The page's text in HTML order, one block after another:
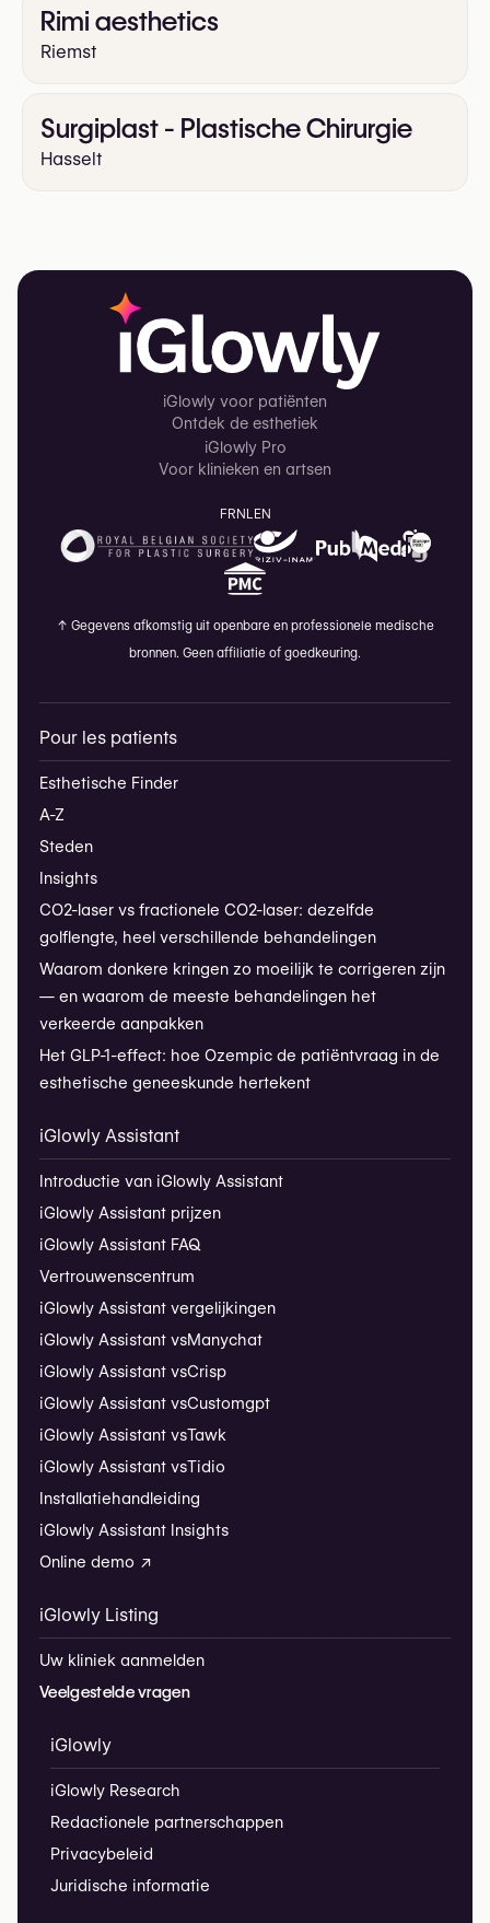
Rimi aesthetics
Riemst
Surgiplast - Plastische Chirurgie
Hasselt
iGlowly voor patiënten
Ontdek de esthetiek
iGlowly Pro
Voor klinieken en artsen
FRNLEN
↑ Gegevens afkomstig uit openbare en professionele medische
bronnen. Geen affiliatie of goedkeuring.
Pour les patients
Esthetische Finder
A-Z
Steden
Insights
CO2-laser vs fractionele CO2-laser: dezelfde
golflengte, heel verschillende behandelingen
Waarom donkere kringen zo moeilijk te corrigeren zijn
— en waarom de meeste behandelingen het
verkeerde aanpakken
Het GLP-1-effect: hoe Ozempic de patiëntvraag in de
esthetische geneeskunde hertekent
iGlowly Assistant
Introductie van iGlowly Assistant
iGlowly Assistant prijzen
iGlowly Assistant FAQ
Vertrouwenscentrum
iGlowly Assistant vergelijkingen
iGlowly Assistant vsManychat
iGlowly Assistant vsCrisp
iGlowly Assistant vsCustomgpt
iGlowly Assistant vsTawk
iGlowly Assistant vsTidio
Installatiehandleiding
iGlowly Assistant Insights
Online demo ↗
iGlowly Listing
Uw kliniek aanmelden
Veelgestelde vragen
iGlowly
iGlowly Research
Redactionele partnerschappen
Privacybeleid
Juridische informatie